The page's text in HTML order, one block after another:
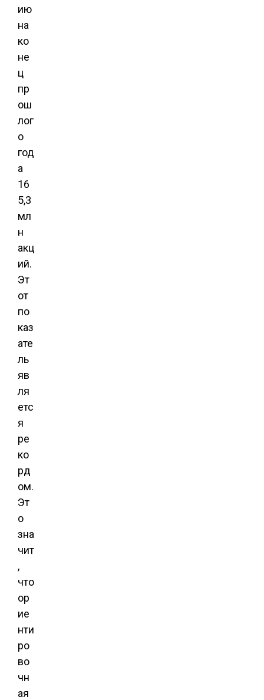
ию
на
ко
не
ц
пр
ош
лог
о
год
а
16
5,3
мл
н
акц
ий.
Эт
от
по
каз
ате
ль
яв
ля
етс
я
ре
ко
рд
ом.
Эт
о
зна
чит
,
что
ор
ие
нти
ро
во
чн
ая